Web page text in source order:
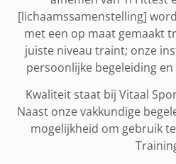
[lichaamssamenstelling]
met een op maat gemaakt
juiste niveau traint; onze
persoonlijke begeleiding
Kwaliteit staat bij Vitaal
Naast onze vakkundige
mogelijkheid om gebruik